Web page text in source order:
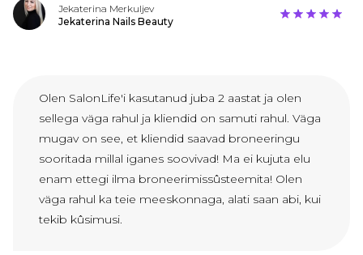
Jekaterina Merkuljev
Jekaterina Nails Beauty
Olen SalonLife'i kasutanud juba 2 aastat ja olen
sellega väga rahul ja kliendid on samuti rahul. Väga
mugav on see, et kliendid saavad broneeringu
sooritada millal iganes soovivad! Ma ei kujuta elu
enam ettegi ilma broneerimissûsteemita! Olen
väga rahul ka teie meeskonnaga, alati saan abi, kui
tekib kûsimusi.